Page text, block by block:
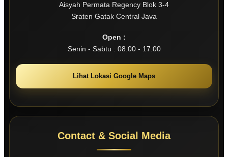
Aisyah Permata Regency Blok 3-4
Sraten Gatak Central Java
Open :
Senin - Sabtu : 08.00 - 17.00
Lihat Lokasi Google Maps
Contact & Social Media